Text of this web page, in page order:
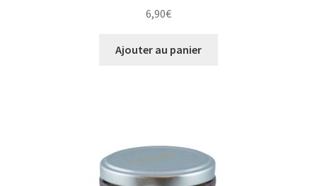
6,90€
Ajouter au panier